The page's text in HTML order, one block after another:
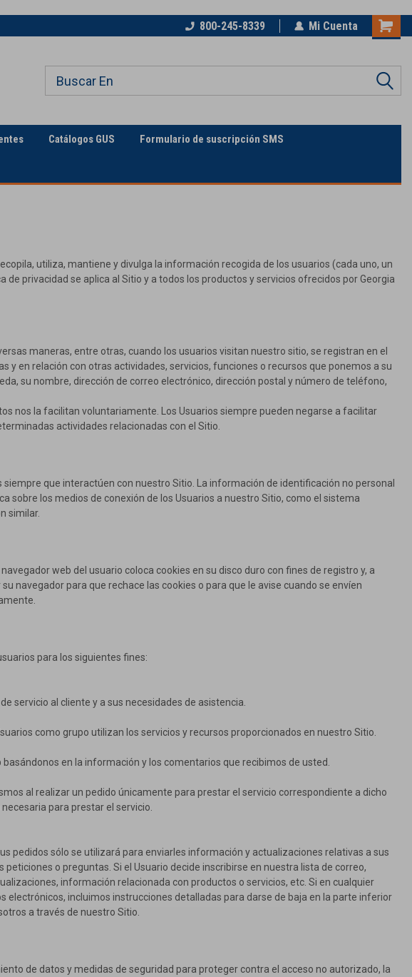
La única supertienda en línea
800-245-8339 Mi Cuenta
Catálogos GUS Formulario de suscripción SMS
utiliza, mantiene y divulga la información recogida de los usuarios (cada uno, un
de privacidad se aplica al Sitio y a todos los productos y servicios ofrecidos por Georgia
maneras, entre otras, cuando los usuarios visitan nuestro sitio, se registran en el
y en relación con otras actividades, servicios, funciones o recursos que ponemos a su
su nombre, dirección de correo electrónico, dirección postal y número de teléfono,
nos la facilitan voluntariamente. Los Usuarios siempre pueden negarse a facilitar
actividades relacionadas con el Sitio.
que interactúen con nuestro Sitio. La información de identificación no personal
sobre los medios de conexión de los Usuarios a nuestro Sitio, como el sistema
similar.
web del usuario coloca cookies en su disco duro con fines de registro y, a
navegador para que rechace las cookies o para que le avise cuando se envíen
para los siguientes fines:
servicio al cliente y a sus necesidades de asistencia.
como grupo utilizan los servicios y recursos proporcionados en nuestro Sitio.
en la información y los comentarios que recibimos de usted.
al realizar un pedido únicamente para prestar el servicio correspondiente a dicho
para prestar el servicio.
pedidos sólo se utilizará para enviarles información y actualizaciones relativas a sus
o preguntas. Si el Usuario decide inscribirse en nuestra lista de correo,
información relacionada con productos o servicios, etc. Si en cualquier
incluimos instrucciones detalladas para darse de baja en la parte inferior
a través de nuestro Sitio.
de datos y medidas de seguridad para proteger contra el acceso no autorizado, la